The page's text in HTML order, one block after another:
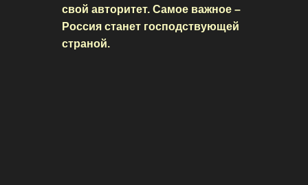
свой авторитет. Самое важное –
Россия станет господствующей
страной.